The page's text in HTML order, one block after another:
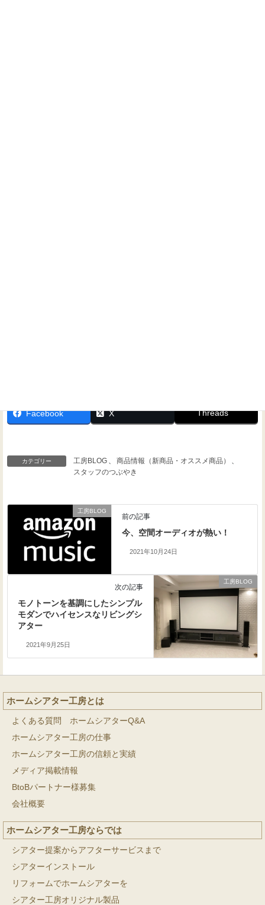
Facebook X Threads
カテゴリー 工房BLOG 、 商品情報（新商品・オススメ商品）
、
スタッフのつぶやき
工房BLOG
前の記事
今、空間オーディオが熱い！
2021年10月24日
工房BLOG
次の記事
モノトーンを基調にしたシンプル
モダンでハイセンスなリビングシ
アター
2021年9月25日
ホームシアター工房とは
よくある質問 ホームシアターQ&A
ホームシアター工房の仕事
ホームシアター工房の信頼と実績
メディア掲載情報
BtoBパートナー様募集
会社概要
ホームシアター工房ならでは
シアター提案からアフターサービスまで
シアターインストール
リフォームでホームシアターを
シアター工房オリジナル製品